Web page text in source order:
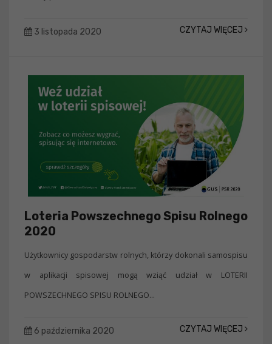
3 listopada 2020 CZYTAJ WIĘCEJ
Loteria Powszechnego Spisu Rolnego
2020
Użytkownicy gospodarstw rolnych, którzy dokonali samospisu
w aplikacji spisowej mogą wziąć udział w LOTERII
POWSZECHNEGO SPISU ROLNEGO...
6 października 2020 CZYTAJ WIĘCEJ